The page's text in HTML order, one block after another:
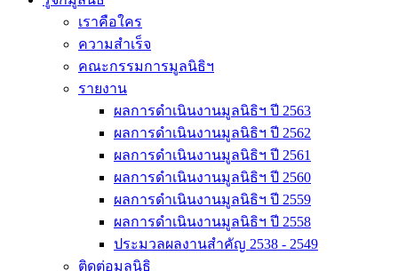
เราคือใคร
ความสำเร็จ
คณะกรรมการมูลนิธิฯ
รายงาน
ผลการดำเนินงานมูลนิธิฯ ปี 2563
ผลการดำเนินงานมูลนิธิฯ ปี 2562
ผลการดำเนินงานมูลนิธิฯ ปี 2561
ผลการดำเนินงานมูลนิธิฯ ปี 2560
ผลการดำเนินงานมูลนิธิฯ ปี 2559
ผลการดำเนินงานมูลนิธิฯ ปี 2558
ประมวลผลงานสำคัญ 2538 - 2549
ติดต่อมูลนิธิ